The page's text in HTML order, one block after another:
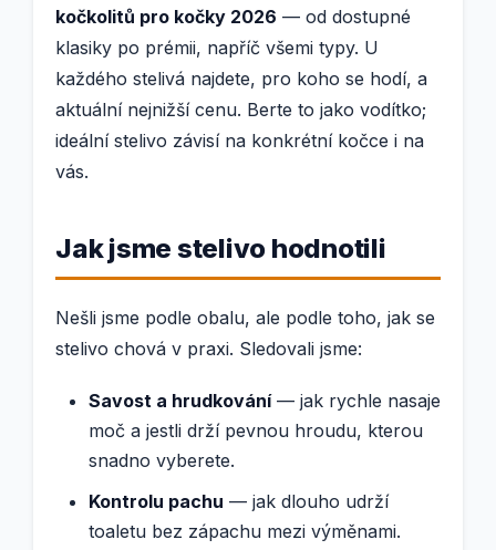
kočkolitů pro kočky 2026 — od dostupné
klasiky po prémii, napříč všemi typy. U
každého stelivá najdete, pro koho se hodí, a
aktuální nejnižší cenu. Berte to jako vodítko;
ideální stelivo závisí na konkrétní kočce i na
vás.
Jak jsme stelivo hodnotili
Nešli jsme podle obalu, ale podle toho, jak se
stelivo chová v praxi. Sledovali jsme:
Savost a hrudkování— jak rychle nasaje
moč a jestli drží pevnou hroudu, kterou
snadno vyberete.
Kontrolu pachu — jak dlouho udrží
toaletu bez zápachu mezi výměnami.